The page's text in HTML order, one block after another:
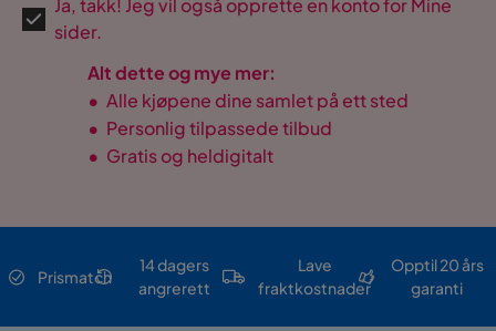
Ja, takk! Jeg vil også opprette en konto for Mine
sider.
Alt dette og mye mer:
• Alle kjøpene dine samlet på ett sted
• Personlig tilpassede tilbud
• Gratis og heldigitalt
Prismatch
14 dagers
angrerett
Lave
fraktkostnader
Opptil 20 års
garanti